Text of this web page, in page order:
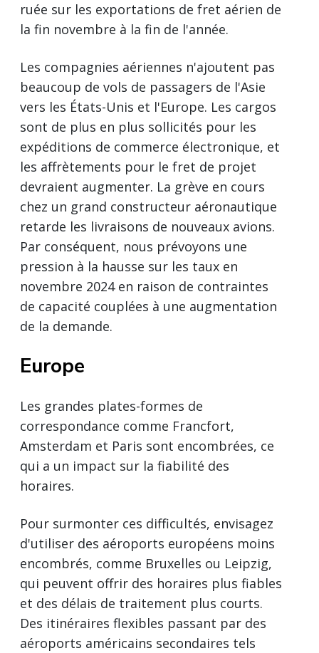
ruée sur les exportations de fret aérien de
la fin novembre à la fin de l'année.
Les compagnies aériennes n'ajoutent pas
beaucoup de vols de passagers de l'Asie
vers les États-Unis et l'Europe. Les cargos
sont de plus en plus sollicités pour les
expéditions de commerce électronique, et
les affrètements pour le fret de projet
devraient augmenter. La grève en cours
chez un grand constructeur aéronautique
retarde les livraisons de nouveaux avions.
Par conséquent, nous prévoyons une
pression à la hausse sur les taux en
novembre 2024 en raison de contraintes
de capacité couplées à une augmentation
de la demande.
Europe
Les grandes plates-formes de
correspondance comme Francfort,
Amsterdam et Paris sont encombrées, ce
qui a un impact sur la fiabilité des
horaires.
Pour surmonter ces difficultés, envisagez
d'utiliser des aéroports européens moins
encombrés, comme Bruxelles ou Leipzig,
qui peuvent offrir des horaires plus fiables
et des délais de traitement plus courts.
Des itinéraires flexibles passant par des
aéroports américains secondaires tels